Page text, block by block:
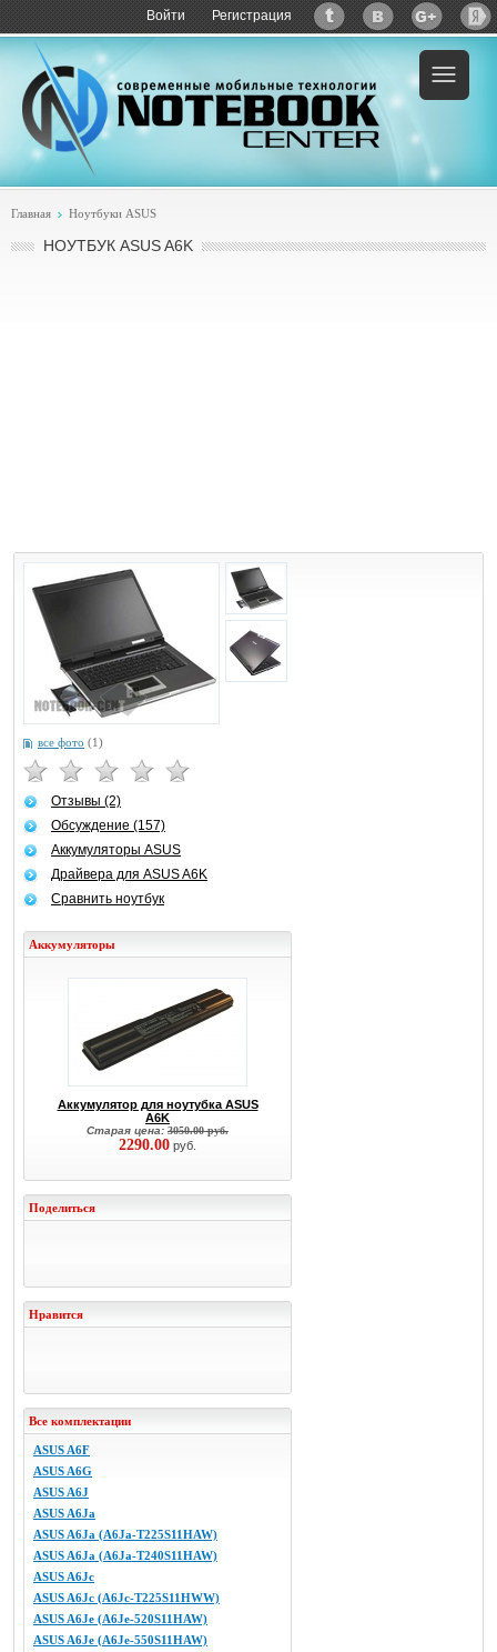
Войти Регистрация
Пример:купить ASUS A6K
Главная Ноутбуки ASUS
НОУТБУК ASUS A6K
все фото (1)
Отзывы (2)
Обсуждение (157)
Аккумуляторы ASUS
Драйвера для ASUS A6K
Сравнить ноутбук
Аккумуляторы
Аккумулятор для ноутубка ASUS
A6K
Старая цена: 3050.00 руб.
2290.00 руб.
Поделиться
Нравится
Все комплектации
ASUS A6F
ASUS A6G
ASUS A6J
ASUS A6Ja
ASUS A6Ja (A6Ja-T225S11HAW)
ASUS A6Ja (A6Ja-T240S11HAW)
ASUS A6Jc
ASUS A6Jc (A6Jc-T225S11HWW)
ASUS A6Je (A6Je-520S11HAW)
ASUS A6Je (A6Je-550S11HAW)